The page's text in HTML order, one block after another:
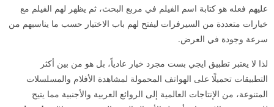
عليهم فعله هو كتابة اسم الفيلم في مربع البحث، ثم يظهر لهم الفيلم مع
خيارات متعددة من السيرفرات ليفتح لهم باب الاختيار حسب ما يناسبهم من
سرعة وجودة في العرض.
لذا لا يعتبر تطبيق ايجي بست مجرد خيار عادياً، بل هو من بين أكثر
التطبيقات تحميلًا على الهواتف المحمولة لمشاهدة الأفلام والمسلسلات
المتنوعة، من الإنتاجات العالمية إلى الروائع العربية والأجنبية مما يتيح